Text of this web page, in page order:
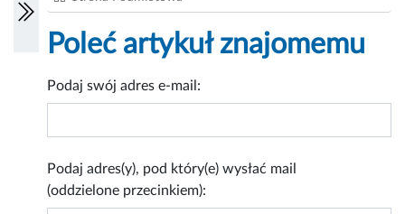
Poleć artykuł znajomemu
Podaj swój adres e-mail:
Podaj adres(y), pod który(e) wysłać mail
(oddzielone przecinkiem):